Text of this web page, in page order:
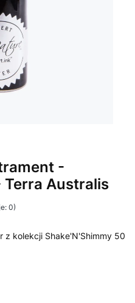
-
Terra Australis
0)
z kolekcji Shake'N'Shimmy 50